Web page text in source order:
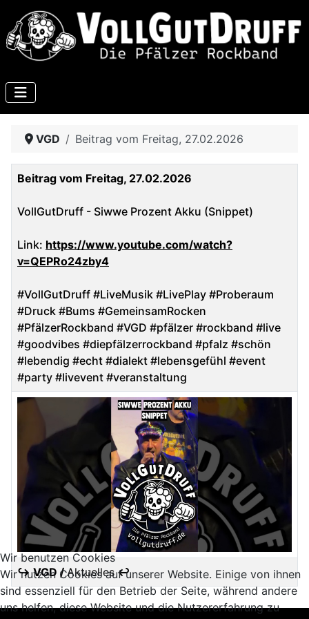
VGD Beitrag vom Freitag, 27.02.2026
Articles
Beitrag vom Freitag, 27.02.2026
VollGutDruff - Siwwe Prozent Akku (Snippet)
Link: https://www.youtube.com/watch?
v=QEPRo24zby4
#VollGutDruff #LiveMusik #LivePlay #Proberaum
#Druck #Bums #GemeinsamRocken
#PfälzerRockband #VGD #pfälzer #rockband #live
#goodvibes #diepfälzerrockband #pfalz #schön
#lebendig #echt #dialekt #lebensgefühl #event
#party #livevent #veranstaltung
↪ VGD /Aktuelles↩
Wir benutzen Cookies
Wir nutzen Cookies auf unserer Website. Einige von ihnen
sind essenziell für den Betrieb der Seite, während andere
uns helfen, diese Website und die Nutzererfahrung zu